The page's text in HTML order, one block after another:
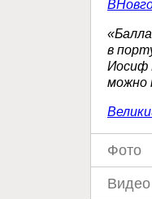
в
Иосиф
можно
Фото
Видео